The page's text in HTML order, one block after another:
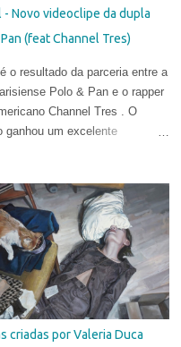
- Novo videoclipe da dupla
(feat Channel Tres)
o resultado da parceria entre a
Polo & Pan e o rapper
Channel Tres . O
ganhou um excelente
pela equipe da Téléphone
Films.
criadas por Valeria Duca